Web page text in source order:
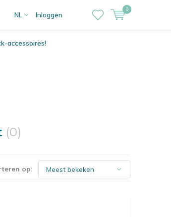
NL Inloggen
0
accessoires!
(0)
op: